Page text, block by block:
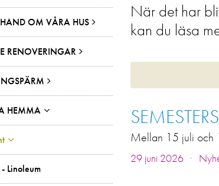
OM VÅRA HUS
RENOVERINGAR
HEMMA
Linoleum
När det har
kan du läsa
Mellan 15 juli och
29 juni 2026 .